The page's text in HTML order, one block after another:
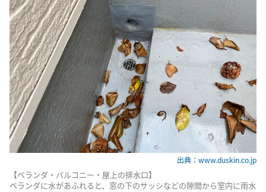
出典：www.duskin.co.jp
【ベランダ・バルコニー・屋上の排水口】
ベランダに水があふれると、窓の下のサッシなどの隙間から室内に雨水